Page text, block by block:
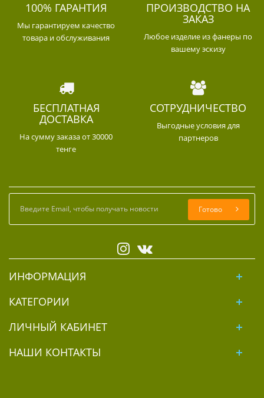
100% ГАРАНТИЯ
Мы гарантируем качество
товара и обслуживания
ПРОИЗВОДСТВО НА
ЗАКАЗ
Любое изделие из фанеры по
вашему эскизу
БЕСПЛАТНАЯ
ДОСТАВКА
На сумму заказа от 30000
тенге
СОТРУДНИЧЕСТВО
Выгодные условия для
партнеров
Готово
ИНФОРМАЦИЯ
КАТЕГОРИИ
ЛИЧНЫЙ КАБИНЕТ
НАШИ КОНТАКТЫ